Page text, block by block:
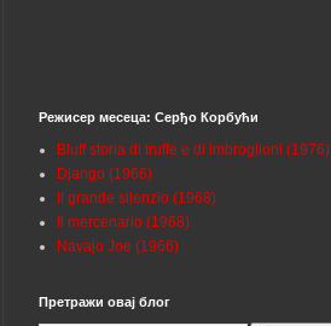
Режисер месеца: Серђо Корбући
Bluff storia di truffe e di imbroglioni (1976)
Django (1966)
Il grande silenzio (1968)
Il mercenario (1968)
Navajo Joe (1966)
Претражи овај блог